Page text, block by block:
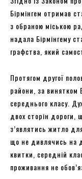
Бірмінгем отримав
з обраною міською
надала Бірмінгему
графства, який
Протягом другої
райони, за винятком
середнього класу.
двох сторін дороги,
з’являтись житло
що не дивлячись на
квитки, середній
проживання не